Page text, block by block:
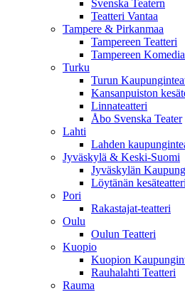
Svenska Teatern
Teatteri Vantaa
Tampere & Pirkanmaa
Tampereen Teatteri
Tampereen
Turku
Turun
Kansanpuiston
Linnateatteri
Åbo Svenska Teater
Lahti
Lahden
Jyväskylä & Keski-Suomi
Jyväskylän
Löytänän
Pori
Rakastajat-teatteri
Oulu
Oulun Teatteri
Kuopio
Kuopion
Rauhalahti Teatteri
Rauma